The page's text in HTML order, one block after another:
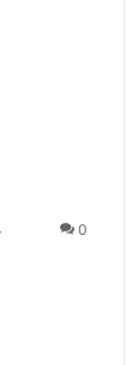
0